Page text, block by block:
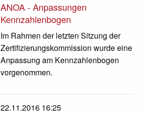
ANOA - Anpassungen
Kennzahlenbogen
Im Rahmen der letzten Sitzung der
Zertifizierungskommission wurde eine
Anpassung am Kennzahlenbogen
vorgenommen.
22.11.2016 16:25